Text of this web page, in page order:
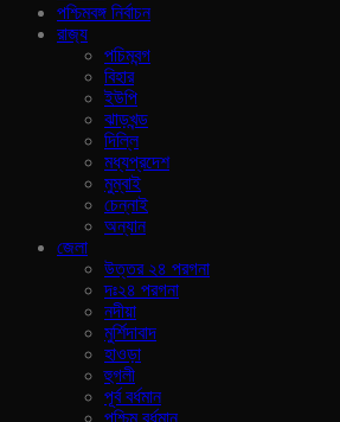
পশ্চিমবঙ্গ নির্বাচন
রাজ‍্য
পচিমবন্গ
বিহার
ইউপি
ঝাড়খন্ড
দিল্লি
মধ্যপ্রদেশ
মুম্বাই
চেন্নাই
অন্যান
জেলা
উত্তর ২৪ পরগনা
দঃ২৪ পরগনা
নদীয়া
মুর্শিদাবাদ
হাওড়া
হুগলী
পূর্ব বর্ধমান